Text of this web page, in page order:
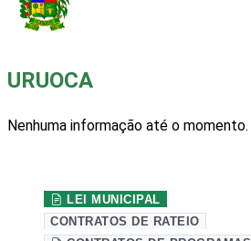
URUOCA
Nenhuma informação até o momento.
LEI MUNICIPAL
CONTRATOS DE RATEIO